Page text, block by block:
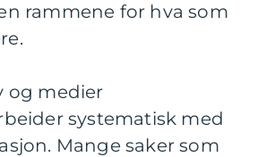
rammene for hva som
og medier
systematisk med
Mange saker som